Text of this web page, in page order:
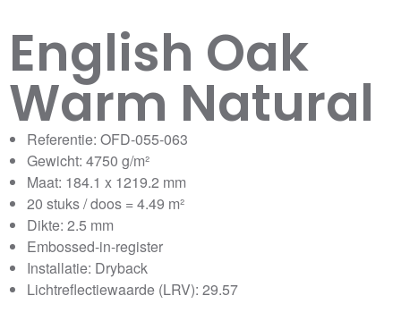
English Oak
Warm Natural
Referentie: OFD-055-063
Gewicht: 4750 g/m²
Maat: 184.1 x 1219.2 mm
20 stuks / doos = 4.49 m²
Dikte: 2.5 mm
Embossed-in-register
Installatie: Dryback
Lichtreflectiewaarde (LRV): 29.57